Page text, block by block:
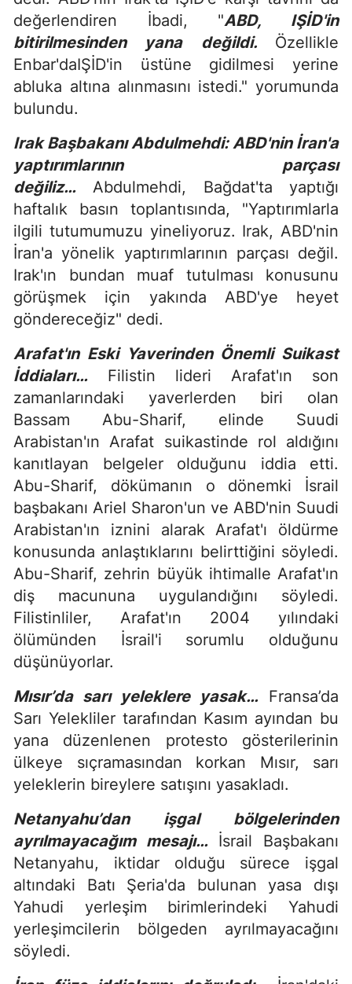
değerlendiren İbadi, "ABD, IŞİD'in
bitirilmesinden yana değildi. Özellikle
Enbar'daIŞİD'in üstüne gidilmesi yerine
abluka altına alınmasını istedi." yorumunda
bulundu.
Irak Başbakanı Abdulmehdi: ABD'nin İran'a
yaptırımlarının parçası
değiliz…
Abdulmehdi, Bağdat'ta yaptığı
haftalık basın toplantısında, "Yaptırımlarla
ilgili tutumumuzu yineliyoruz. Irak, ABD'nin
İran'a yönelik yaptırımlarının parçası değil.
Irak'ın bundan muaf tutulması konusunu
görüşmek için yakında ABD'ye heyet
göndereceğiz" dedi.
Arafat'ın Eski Yaverinden Önemli Suikast
İddiaları…
Filistin lideri Arafat'ın son
zamanlarındaki yaverlerden biri olan
Bassam Abu-Sharif, elinde Suudi
Arabistan'ın Arafat suikastinde rol aldığını
kanıtlayan belgeler olduğunu iddia etti.
Abu-Sharif, dökümanın o dönemki İsrail
başbakanı Ariel Sharon'un ve ABD'nin Suudi
Arabistan'ın iznini alarak Arafat'ı öldürme
konusunda anlaştıklarını belirttiğini söyledi.
Abu-Sharif, zehrin büyük ihtimalle Arafat'ın
diş macununa uygulandığını söyledi.
Filistinliler, Arafat'ın 2004 yılındaki
ölümünden İsrail'i sorumlu olduğunu
düşünüyorlar.
Mısır’da sarı yeleklere yasak…
Fransa’da
Sarı Yelekliler tarafından Kasım ayından bu
yana düzenlenen protesto gösterilerinin
ülkeye sıçramasından korkan Mısır, sarı
yeleklerin bireylere satışını yasakladı.
Netanyahu’dan işgal bölgelerinden
ayrılmayacağım mesajı… İsrail Başbakanı
Netanyahu, iktidar olduğu sürece işgal
altındaki Batı Şeria'da bulunan yasa dışı
Yahudi yerleşim birimlerindeki Yahudi
yerleşimcilerin bölgeden ayrılmayacağını
söyledi.